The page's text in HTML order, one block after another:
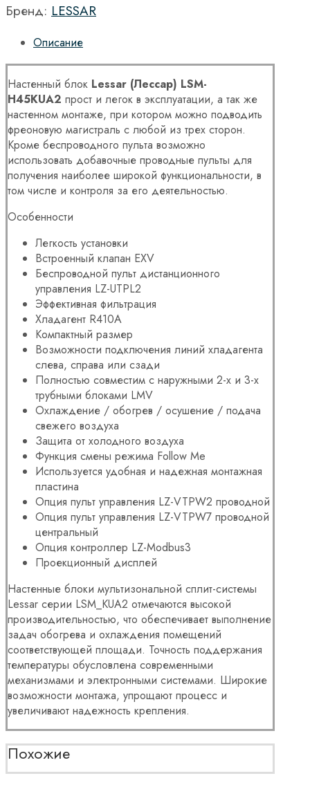
Бренд: LESSAR
Описание
Настенный блок Lessar (Лессар) LSM-
H45KUA2 прост и легок в эксплуатации, а так же
настенном монтаже, при котором можно подводить
фреоновую магистраль с любой из трех сторон.
Кроме беспроводного пульта возможно
использовать добавочные проводные пульты для
получения наиболее широкой функциональности, в
том числе и контроля за его деятельностью.
Особенности
Легкость установки
Встроенный клапан EXV
Беспроводной пульт дистанционного
управления LZ-UTPL2
Эффективная фильтрация
Хладагент R410A
Компактный размер
Возможности подключения линий хладагента
слева, справа или сзади
Полностью совместим с наружными 2-х и 3-х
трубными блоками LMV
Охлаждение / обогрев / осушение / подача
свежего воздуха
Защита от холодного воздуха
Функция смены режима Follow Me
Используется удобная и надежная монтажная
пластина
Опция пульт управления LZ-VTPW2 проводной
Опция пульт управления LZ-VTPW7 проводной
центральный
Опция контроллер LZ-Modbus3
Проекционный дисплей
Настенные блоки мультизональной сплит-системы
Lessar серии LSM_KUA2 отмечаются высокой
производительностью, что обеспечивает выполнение
задач обогрева и охлаждения помещений
соответствующей площади. Точность поддержания
температуры обусловлена современными
механизмами и электронными системами. Широкие
возможности монтажа, упрощают процесс и
увеличивают надежность крепления.
Похожие